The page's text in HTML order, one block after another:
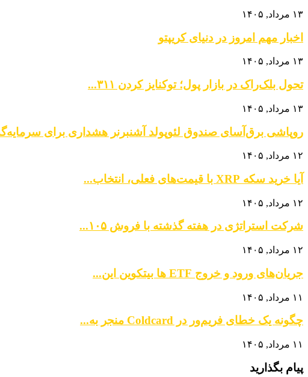
۱۳ مرداد, ۱۴۰۵
اخبار مهم امروز در دنیای کریپتو
۱۳ مرداد, ۱۴۰۵
تحول بلک‌راک در بازار پول؛ توکنایز کردن ۳۱۱...
۱۳ مرداد, ۱۴۰۵
روپاشی برق‌آسای صندوق لئوپولد آشنبرنر هشداری برای
۱۲ مرداد, ۱۴۰۵
آیا خرید سکه XRP با قیمت‌های فعلی، انتخاب...
۱۲ مرداد, ۱۴۰۵
شرکت استراتژی در هفته گذشته با فروش ۱۰۵...
۱۲ مرداد, ۱۴۰۵
جریان‌های ورود و خروج ETF ها بیتکوین این...
۱۱ مرداد, ۱۴۰۵
چگونه یک خطای فریم‌ور در Coldcard منجر به...
۱۱ مرداد, ۱۴۰۵
پیام بگذارید